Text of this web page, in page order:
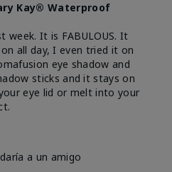
Kay® Waterproof
week. It is FABULOUS. It
all day, I even tried it on
eye shadow and
sticks and it stays on
eye lid or melt into your
a un amigo